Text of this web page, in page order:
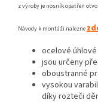
z výroby je nosník opatřen
Návody k montáži nalezne
ocelové
jsou určeny
oboustranné
vysokou
díky rozteči